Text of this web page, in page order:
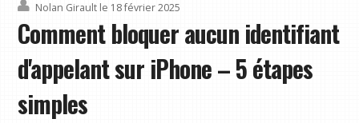
Nolan Girault le 18 février 2025
Comment bloquer aucun identifiant
d'appelant sur iPhone – 5 étapes
simples